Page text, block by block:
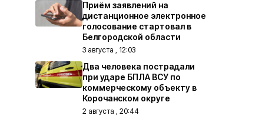
Приём заявлений на
дистанционное электронное
голосование стартовал в
Белгородской области
3 августа , 12:03
Два человека пострадали
при ударе БПЛА ВСУ по
коммерческому объекту в
Корочанском округе
2 августа , 20:44